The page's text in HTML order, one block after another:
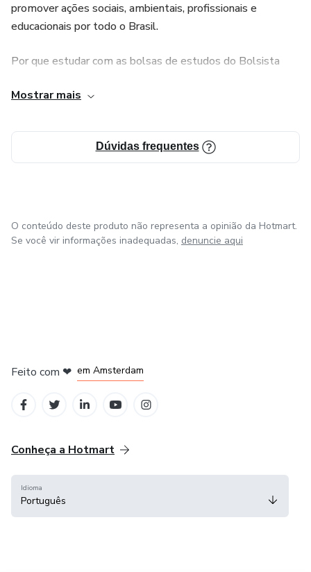
promover ações sociais, ambientais, profissionais e
educacionais por todo o Brasil.
Por que estudar com as bolsas de estudos do Bolsista
pagando menos e assim conseguir um emprego de forma
mais rápida mesmo que você não tenha nenhuma
experiência.
pagando bem menos em escolas que entregam cursos de
qualidade, com foco no aprendizado do aluno e não
Mostrar mais
Dúvidas frequentes
O conteúdo deste produto não representa a opinião da Hotmart.
Se você vir informações inadequadas, denuncie aqui
Feito com ❤ em Amsterdam
Conheça a Hotmart
Idioma
Português